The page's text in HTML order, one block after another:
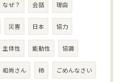
なぜ？ 会話 理由
災害 日本 協力
主体性 能動性 協調
和尚さん 柿 ごめんなさい